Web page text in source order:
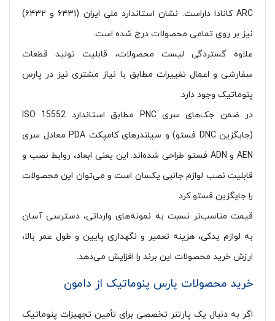
ARC کانادا داراست. نشان استاندارد ملی ایران (۶۴۳۱ و ۶۴۳۲)
نیز بر روی تمامی محصولات درج شده است.
علاوه گستردگی لیست محصولات، قابلیت تولید قطعات
سفارشی و اعمال تغییرات مطابق با نیاز مشتری نیز در پارس
پنوماتیک وجود دارد.
در ضمن جک‌های سری PNC مطابق استاندارد ISO 15552
(جایگزین DNC فستو) و سیلندرهای کامپکت PDA معادل سری
AEN و ADN فستو طراحی شده‌اند. این یعنی ابعاد، روابط نصب و
قابلیت نصب لوازم جانبی یکسان است و می‌توان این محصولات
را جایگزین فستو کرد.
قیمت مناسب‌تر نسبت به نمونه‌های وارداتی، دسترسی آسان
به لوازم یدکی، هزینه تعمیر و نگهداری پایین و طول عمر بالا،
ارزش خرید محصولات این برند را افزایش می‌دهد.
خرید محصولات پارس پنوماتیک از دامون
اگر به دنبال یک پارتنر تخصصی برای تأمین تجهیزات پنوماتیک